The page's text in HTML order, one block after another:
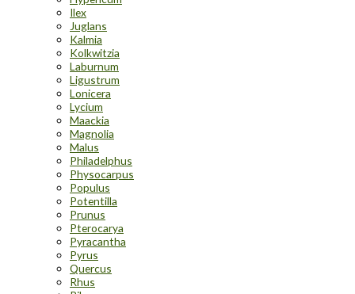
Ilex
Juglans
Kalmia
Kolkwitzia
Laburnum
Ligustrum
Lonicera
Lycium
Maackia
Magnolia
Malus
Philadelphus
Physocarpus
Populus
Potentilla
Prunus
Pterocarya
Pyracantha
Pyrus
Quercus
Rhus